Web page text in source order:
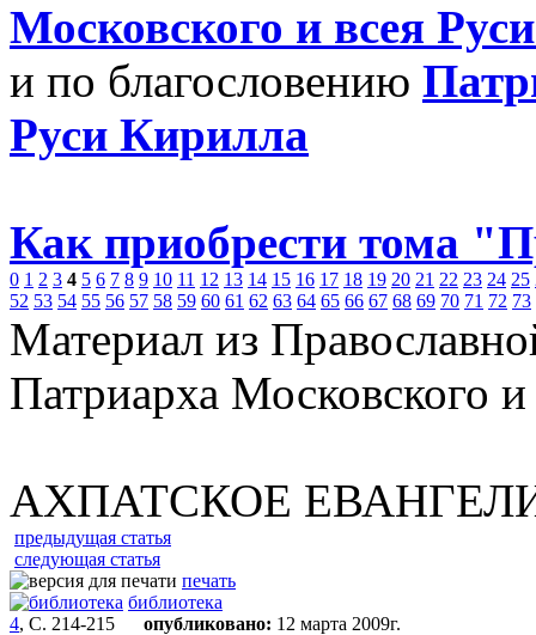
Московского и всея
и по благословению
Руси Кирилла
Как приобрести тома
0 1 2 3 4 5 6 7 8 9 10 11 12 13 14 15 16 17 18 19 20 21 22 23 24 25
52 53 54 55 56 57 58 59 60 61 62 63 64 65 66 67 68 69 70 71 72 73
Материал из
Патриарха Московского
АХПАТСКОЕ
предыдущая статья
следующая статья
печать
библиотека
4, С. 214-215 опубликовано: 12 марта 2009г.